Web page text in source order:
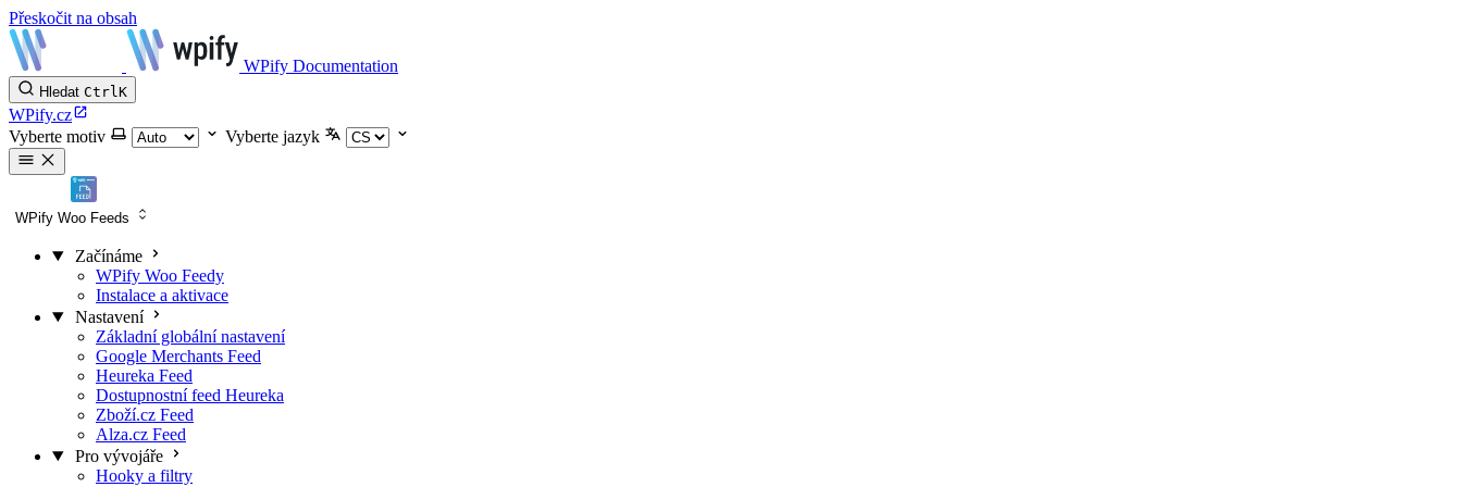
Přeskočit na obsah
WPify Documentation
Hledat CtrlK
WPify.cz
Vyberte motiv
Vyberte jazyk
WPify Woo Feeds
Začínáme
WPify Woo Feedy
Instalace a aktivace
Nastavení
Základní globální nastavení
Google Merchants Feed
Heureka Feed
Dostupnostní feed Heureka
Zboží.cz Feed
Alza.cz Feed
Pro vývojáře
Hooky a filtry